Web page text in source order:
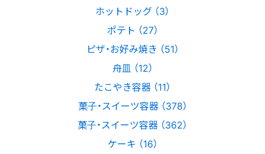
ホットドッグ （3）
ポテト （27）
ピザ・お好み焼き （51）
舟皿 （12）
たこやき容器 （11）
菓子・スイーツ容器 （378）
菓子・スイーツ容器 （362）
ケーキ （16）